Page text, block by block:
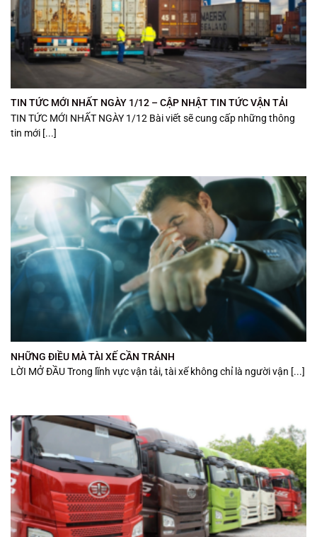
TIN TỨC MỚI NHẤT NGÀY 1/12 – CẬP NHẬT TIN TỨC VẬN TẢI
TIN TỨC MỚI NHẤT NGÀY 1/12 Bài viết sẽ cung cấp những thông
tin mới [...]
NHỮNG ĐIỀU MÀ TÀI XẾ CẦN TRÁNH
LỜI MỞ ĐẦU Trong lĩnh vực vận tải, tài xế không chỉ là người vận [...]